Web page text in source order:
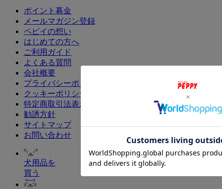
ポイント募金
メールマガジン登録
ペピイの想い
はじめての方へ
ご利用ガイド
よくある質問
会社概要
プライバシーポリシー
クッキーポリシー
特定商取引法表示
勧誘方針
サイトマップ
お問い合わせ
犬用品を
買う